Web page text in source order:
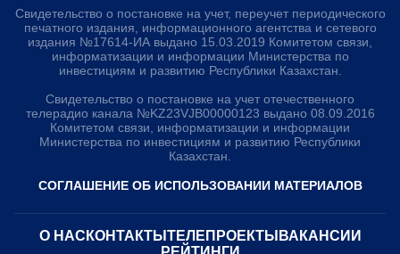
Свидетельство о постановке на учет, переучет периодического
печатного издания, информационного агентства и сетевого
издания №17614-ИА выдано 15.03.2019 Комитетом связи,
информатизации и информации Министерства по
инвестициям и развитию Республики Казахстан.
Свидетельство о постановке на учет отечественного
телерадио канала №KZ23VJB00000123 выдано 08.09.2016
Комитетом связи, информатизации и информации
Министерства по инвестициям и развитию Республики
Казахстан.
СОГЛАШЕНИЕ ОБ ИСПОЛЬЗОВАНИИ МАТЕРИАЛОВ
О НАС КОНТАКТЫ ТЕЛЕПРОЕКТЫ ВАКАНСИИ